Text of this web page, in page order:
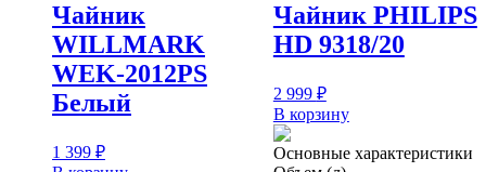
Чайник
WILLMARK
WEK-2012PS
Белый
1 399 ₽
Чайник PHILIPS
HD 9318/20
2 999 ₽
В корзину
Основные характеристики